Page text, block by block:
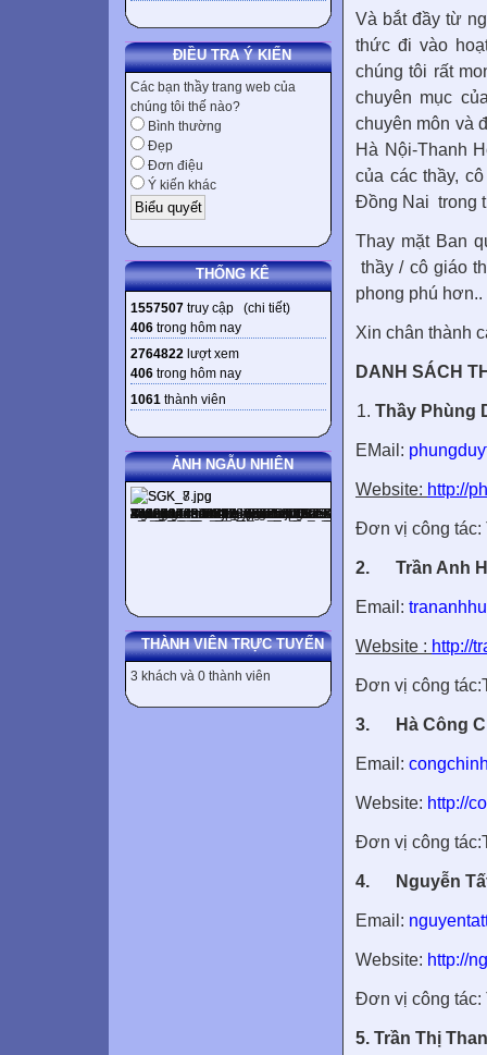
ĐIỀU TRA Ý KIẾN
Các bạn thầy trang web của
chúng tôi thế nào?
Bình thường
Đẹp
Đơn điệu
Ý kiến khác
THỐNG KÊ
1557507 truy cập (chi tiết)
406 trong hôm nay
2764822 lượt xem
406 trong hôm nay
1061 thành viên
ẢNH NGẪU NHIÊN
THÀNH VIÊN TRỰC TUYẾN
3 khách và 0 thành viên
Và bắt đầy từ
thức đi vào
chúng tôi rất
chuyên mục
chuyên môn và
Hà Nội-Thanh
của các thầy,
Đồng Nai trong
Thay mặt Ban
thầy / cô giáo
phong phú hơn..
Xin chân thành
DANH SÁCH
Thầy Phùng
EMail:
Website: http://
Đơn vị công tác:
2.
Trần Anh
Email:
Website : http://
Đơn vị công
3.
Hà Công
Email:
Website: http://
Đơn vị công
4.
Nguyễn
Email:
Website: http://
Đơn vị công tác:
5. Trần Thị